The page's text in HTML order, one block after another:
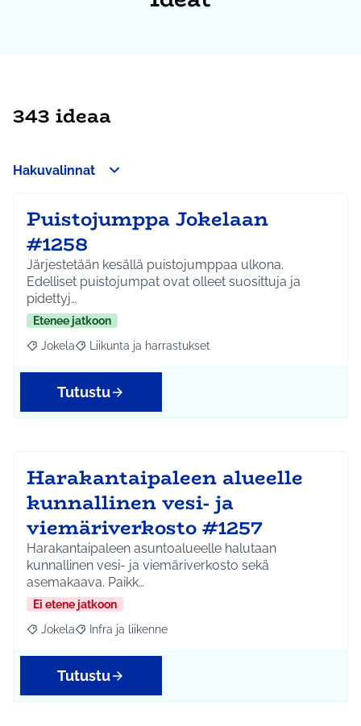
343 ideaa
Hakuvalinnat
Puistojumppa Jokelaan
#1258
Järjestetään kesällä puistojumppaa ulkona.
Edelliset puistojumpat ovat olleet suosittuja ja
pidettyj…
Etenee jatkoon
Rajaa tulokset aihepiirin mukaan: Jokela
Jokela Rajaa tulokset teeman mukaan: Liikunta ja
Liikunta ja harrastukset
Tutustu
Harakantaipaleen alueelle
kunnallinen vesi- ja
viemäriverkosto #1257
Harakantaipaleen asuntoalueelle halutaan
kunnallinen vesi- ja viemäriverkosto sekä
asemakaava. Paikk…
Ei etene jatkoon
Rajaa tulokset aihepiirin mukaan: Jokela
Jokela Rajaa tulokset teeman mukaan: Infra ja liikenne
Infra ja liikenne
Tutustu